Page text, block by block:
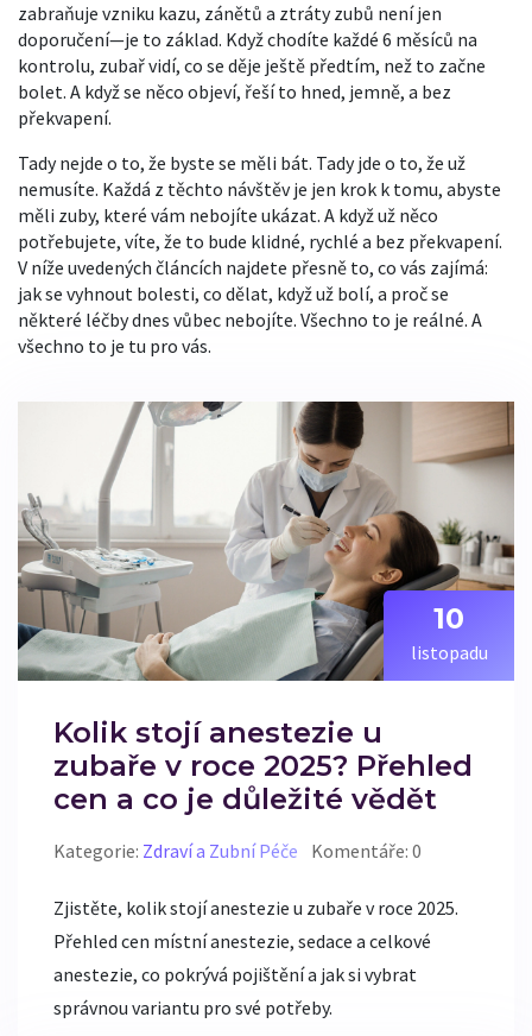
zabraňuje vzniku kazu, zánětů a ztráty zubů není jen
doporučení—je to základ. Když chodíte každé 6 měsíců na
kontrolu, zubař vidí, co se děje ještě předtím, než to začne
bolet. A když se něco objeví, řeší to hned, jemně, a bez
překvapení.
Tady nejde o to, že byste se měli bát. Tady jde o to, že už
nemusíte. Každá z těchto návštěv je jen krok k tomu, abyste
měli zuby, které vám nebojíte ukázat. A když už něco
potřebujete, víte, že to bude klidné, rychlé a bez překvapení.
V níže uvedených článcích najdete přesně to, co vás zajímá:
jak se vyhnout bolesti, co dělat, když už bolí, a proč se
některé léčby dnes vůbec nebojíte. Všechno to je reálné. A
všechno to je tu pro vás.
10
listopadu
Kolik stojí anestezie u
zubaře v roce 2025? Přehled
cen a co je důležité vědět
Kategorie: Zdraví a Zubní Péče Komentáře: 0
Zjistěte, kolik stojí anestezie u zubaře v roce 2025.
Přehled cen místní anestezie, sedace a celkové
anestezie, co pokrývá pojištění a jak si vybrat
správnou variantu pro své potřeby.